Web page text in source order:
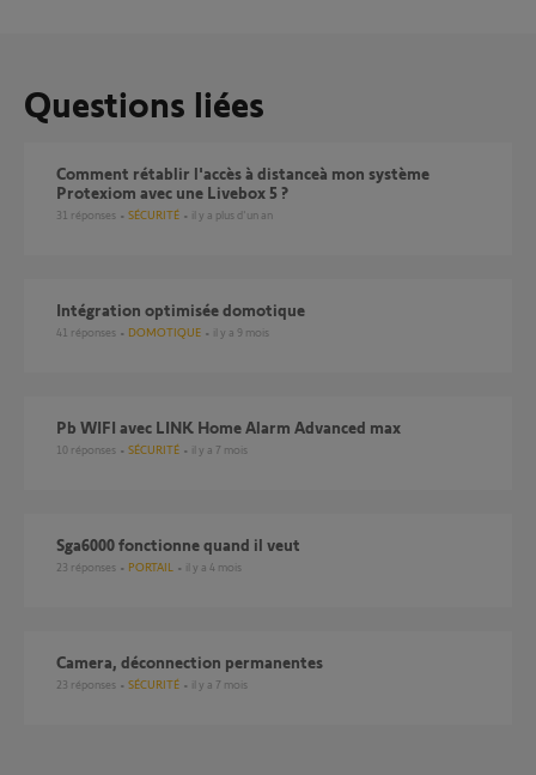
Questions liées
Comment rétablir l'accès à distanceà mon système
Protexiom avec une Livebox 5 ?
31 réponses SÉCURITÉ il y a plus d'un an
Intégration optimisée domotique
41 réponses DOMOTIQUE il y a 9 mois
Pb WIFI avec LINK Home Alarm Advanced max
10 réponses SÉCURITÉ il y a 7 mois
Sga6000 fonctionne quand il veut
23 réponses PORTAIL il y a 4 mois
Camera, déconnection permanentes
23 réponses SÉCURITÉ il y a 7 mois